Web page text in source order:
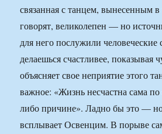
связанная с танцем, вынесенным
говорят, великолепен — но
для него послужили человеческие
делаешься счастливее, показывая
объясняет свое неприятие этого
важное: «Жизнь несчастна сама по
либо причине». Ладно бы это —
всплывает Освенцим. В порыве